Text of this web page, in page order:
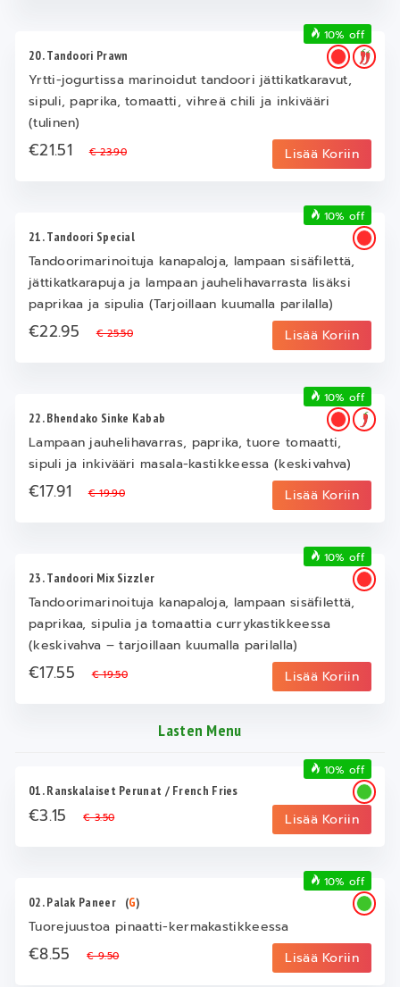
20. Tandoori Prawn
Yrtti-jogurtissa marinoidut tandoori jättikatkaravut,
sipuli, paprika, tomaatti, vihreä chili ja inkivääri
(tulinen)
€21.51€ 23.90 Lisää Koriin
10% off
21. Tandoori Special
Tandoorimarinoituja kanapaloja, lampaan sisäfilettä,
jättikatkarapuja ja lampaan jauhelihavarrasta lisäksi
paprikaa ja sipulia (Tarjoillaan kuumalla parilalla)
€22.95€ 25.50 Lisää Koriin
10% off
22. Bhendako Sinke Kabab
Lampaan jauhelihavarras, paprika, tuore tomaatti,
sipuli ja inkivääri masala-kastikkeessa (keskivahva)
€17.91€ 19.90 Lisää Koriin
10% off
23. Tandoori Mix Sizzler
Tandoorimarinoituja kanapaloja, lampaan sisäfilettä,
paprikaa, sipulia ja tomaattia currykastikkeessa
(keskivahva – tarjoillaan kuumalla parilalla)
€17.55€ 19.50 Lisää Koriin
10% off
Lasten Menu
01. Ranskalaiset Perunat / French Fries
€3.15€ 3.50 Lisää Koriin
10% off
02. Palak Paneer (G)
Tuorejuustoa pinaatti-kermakastikkeessa
€8.55€ 9.50 Lisää Koriin
10% off